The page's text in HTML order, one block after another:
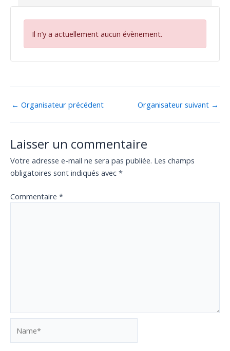
Il n’y a actuellement aucun évènement.
← Organisateur précédent Organisateur suivant →
Laisser un commentaire
Votre adresse e-mail ne sera pas publiée. Les champs
obligatoires sont indiqués avec *
Commentaire *